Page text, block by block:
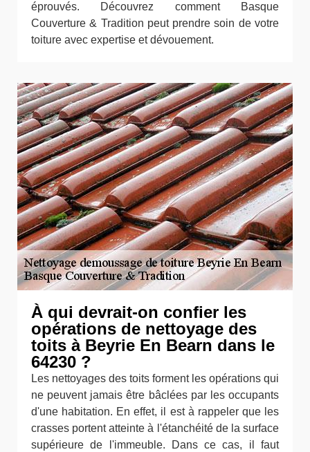
éprouvés. Découvrez comment Basque
Couverture & Tradition peut prendre soin de votre
toiture avec expertise et dévouement.
À qui devrait-on confier les
opérations de nettoyage des
toits à Beyrie En Bearn dans le
64230 ?
Les nettoyages des toits forment les opérations qui
ne peuvent jamais être bâclées par les occupants
d'une habitation. En effet, il est à rappeler que les
crasses portent atteinte à l'étanchéité de la surface
supérieure de l'immeuble. Dans ce cas, il faut